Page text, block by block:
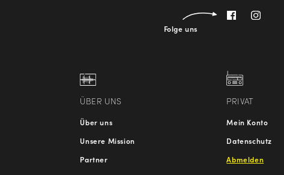
Folge uns
ÜBER UNS
Über uns
Unsere Mission
Partner
PRIVAT
Mein Konto
Datenschutz
Abmelden